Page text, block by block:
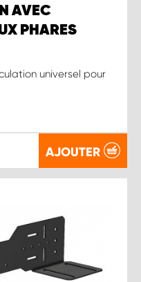
AVEC
PHARES
universel pour
AJOUTER